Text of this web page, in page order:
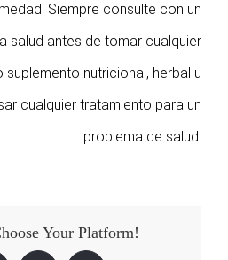
Siempre consulte con un
salud antes de tomar cualquier
nutricional, herbal u
cualquier tratamiento para un
problema de salud.
Your Platform!